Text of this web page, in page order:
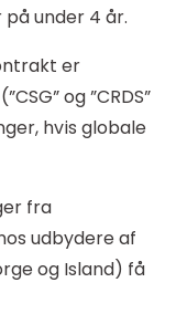
under 4 år.
er
og ”CRDS”
hvis globale
fra
udbydere af
og Island) få